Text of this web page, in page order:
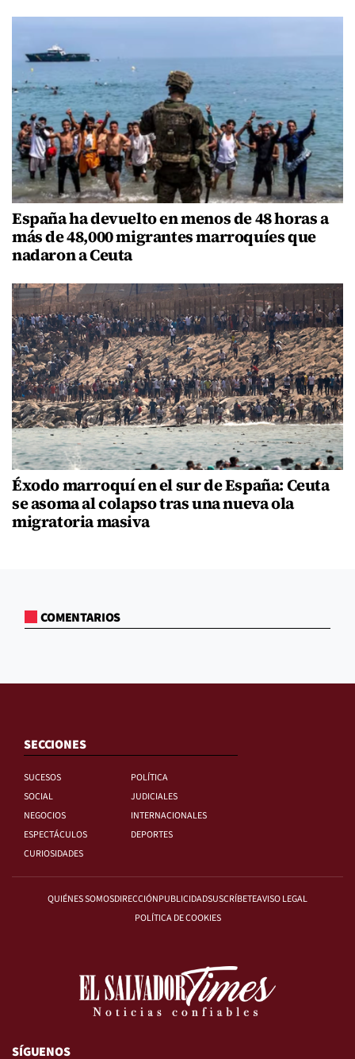
España ha devuelto en menos de 48 horas a
más de 48,000 migrantes marroquíes que
nadaron a Ceuta
Éxodo marroquí en el sur de España: Ceuta
se asoma al colapso tras una nueva ola
migratoria masiva
COMENTARIOS
SECCIONES
SUCESOS
POLÍTICA
SOCIAL
JUDICIALES
NEGOCIOS
INTERNACIONALES
ESPECTÁCULOS
DEPORTES
CURIOSIDADES
QUIÉNES SOMOSDIRECCIÓNPUBLICIDADSUSCRÍBETEAVISO LEGAL
POLÍTICA DE COOKIES
SÍGUENOS